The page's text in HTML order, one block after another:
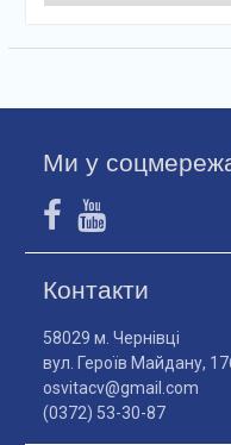
Ми у
Контакти
58029 м. Чернівці
вул. Героїв Майдану,
osvitacv@gmail.com
(0372) 53-30-87